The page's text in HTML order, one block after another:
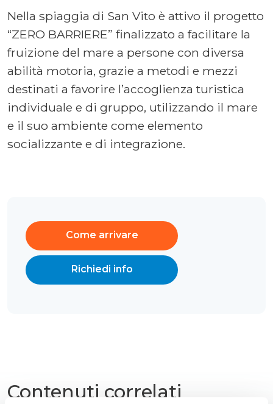
Come arrivare
Richiedi info
Nella spiaggia di San Vito è attivo il progetto
“ZERO BARRIERE” finalizzato a facilitare la
fruizione del mare a persone con diversa
abilità motoria, grazie a metodi e mezzi
destinati a favorire l’accoglienza turistica
individuale e di gruppo, utilizzando il mare
e il suo ambiente come elemento
socializzante e di integrazione.
Contenuti correlati